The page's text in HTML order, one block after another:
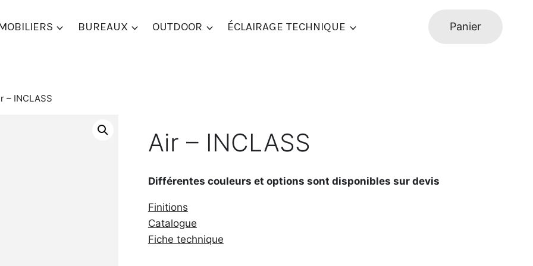
BUREAUX OUTDOOR ÉCLAIRAGE TECHNIQUE Panier
– INCLASS
Air – INCLASS
Différentes couleurs et options sont disponibles sur devis
Finitions
Catalogue
Fiche technique